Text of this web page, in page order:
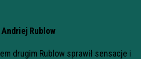
Rublow
drugim Rublow sprawił sensacje i